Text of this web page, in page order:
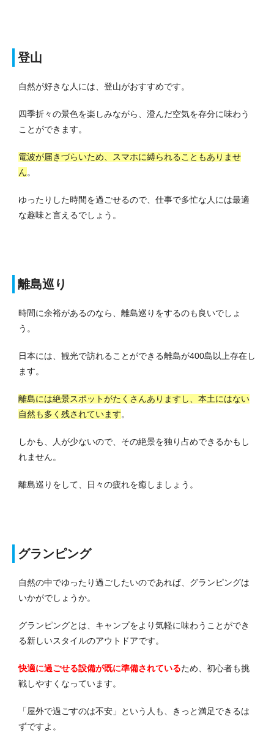
登山
自然が好きな人には、登山がおすすめです。
四季折々の景色を楽しみながら、澄んだ空気を存分に味わう
ことができます。
電波が届きづらいため、スマホに縛られることもありませ
ん。
ゆったりした時間を過ごせるので、仕事で多忙な人には最適
な趣味と言えるでしょう。
離島巡り
時間に余裕があるのなら、離島巡りをするのも良いでしょ
う。
日本には、観光で訪れることができる離島が400島以上存在し
ます。
離島には絶景スポットがたくさんありますし、本土にはない
自然も多く残されています。
しかも、人が少ないので、その絶景を独り占めできるかもし
れません。
離島巡りをして、日々の疲れを癒しましょう。
グランピング
自然の中でゆったり過ごしたいのであれば、グランピングは
いかがでしょうか。
グランピングとは、キャンプをより気軽に味わうことができ
る新しいスタイルのアウトドアです。
快適に過ごせる設備が既に準備されているため、初心者も挑
戦しやすくなっています。
「屋外で過ごすのは不安」という人も、きっと満足できるは
ずですよ。